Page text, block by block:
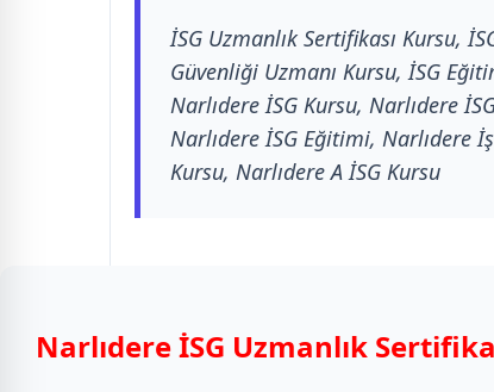
İSG Uzmanlık Sertifikası Kursu,
Güvenliği Uzmanı Kursu, İSG
Narlıdere İSG Kursu, Narlıdere
Narlıdere İSG Eğitimi, Narlıdere
Kursu, Narlıdere A İSG Kursu
Narlıdere İSG Uzmanlık